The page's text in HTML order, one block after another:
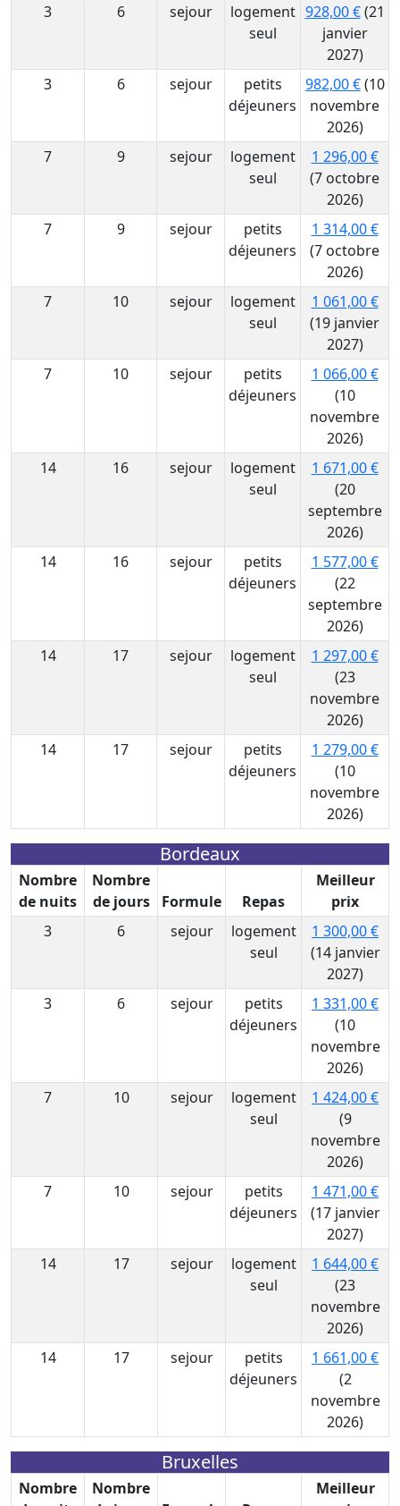
3
6 sejour
logement
seul
928,00 €(21
janvier
2027)
3
6 sejour
petits
déjeuners
982,00 €(10
novembre
2026)
7
9 sejour
logement
seul
1 296,00 €
(7 octobre
2026)
7
9 sejour
petits
déjeuners
1 314,00 €
(7 octobre
2026)
7
10 sejour
logement
seul
1 061,00 €
(19 janvier
2027)
7
10 sejour
petits
déjeuners
1 066,00 €
(10
novembre
2026)
14
16 sejour
logement
seul
1 671,00 €
(20
septembre
2026)
14
16 sejour
petits
déjeuners
1 577,00 €
(22
septembre
2026)
14
17 sejour
logement
seul
1 297,00 €
(23
novembre
2026)
14
17 sejour
petits
déjeuners
1 279,00 €
(10
novembre
2026)
Bordeaux
Nombre
de nuits
Nombre
de jours
Formule Repas
Meilleur
prix
3
6 sejour
logement
seul
1 300,00 €
(14 janvier
2027)
3
6 sejour
petits
déjeuners
1 331,00 €
(10
novembre
2026)
7
10 sejour
logement
seul
1 424,00 €
(9
novembre
2026)
7
10 sejour
petits
déjeuners
1 471,00 €
(17 janvier
2027)
14
17 sejour
logement
seul
1 644,00 €
(23
novembre
2026)
14
17 sejour
petits
déjeuners
1 661,00 €
(2
novembre
2026)
Bruxelles
Nombre
Nombre
Meilleur